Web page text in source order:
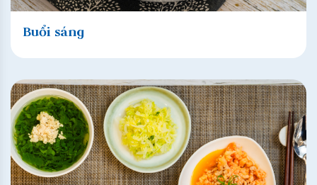
Buổi sáng